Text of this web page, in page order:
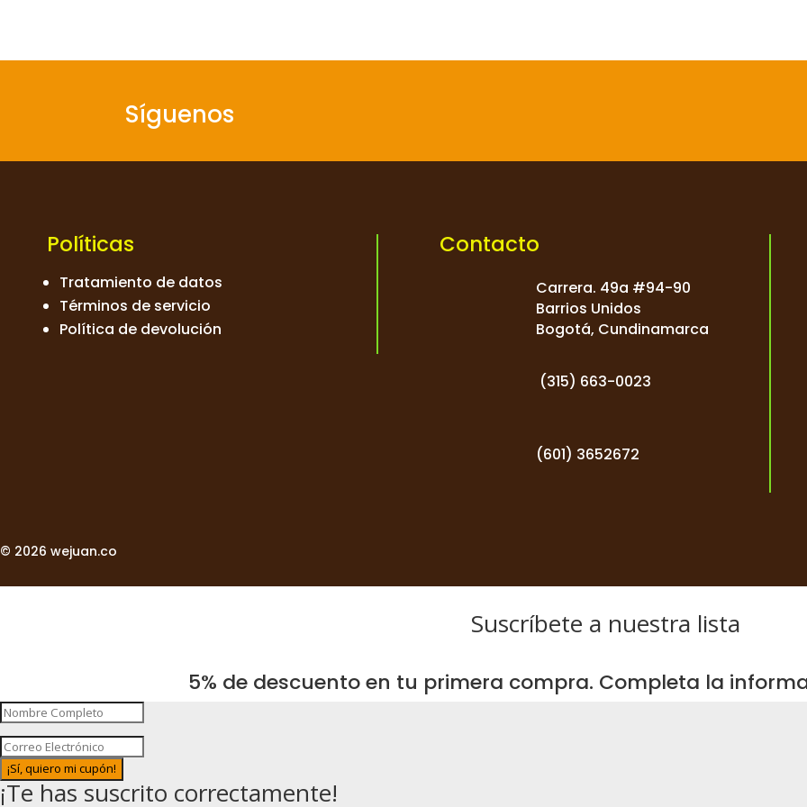
Síguenos
Políticas
Tratamiento de datos
Términos de servicio
Política de devolución
Contacto
Carrera. 49a #94-90
Barrios Unidos
Bogotá, Cundinamarca
(315) 663-0023
(601) 3652672
© 2026 wejuan.co
Suscríbete a nuestra lista
5% de descuento en tu primera compra. Completa la
¡Sí, quiero mi cupón!
¡Te has suscrito correctamente!